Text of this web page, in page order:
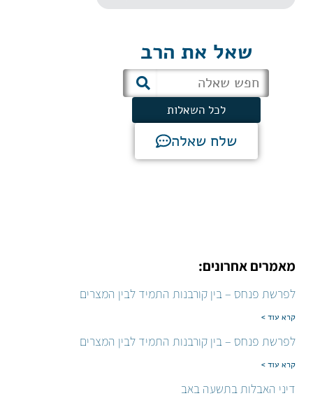
שאל את הרב
לכל השאלות
שלח שאלה
מאמרים אחרונים:
לפרשת פנחס – בין קורבנות התמיד לבין המצרים
קרא עוד >
לפרשת פנחס – בין קורבנות התמיד לבין המצרים
קרא עוד >
דיני האבלות בתשעה באב